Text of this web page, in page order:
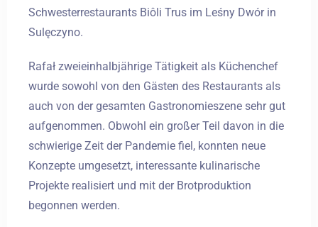
Schwesterrestaurants Biôli Trus im Leśny Dwór in
Sulęczyno.
Rafał zweieinhalbjährige Tätigkeit als Küchenchef
wurde sowohl von den Gästen des Restaurants als
auch von der gesamten Gastronomieszene sehr gut
aufgenommen. Obwohl ein großer Teil davon in die
schwierige Zeit der Pandemie fiel, konnten neue
Konzepte umgesetzt, interessante kulinarische
Projekte realisiert und mit der Brotproduktion
begonnen werden.